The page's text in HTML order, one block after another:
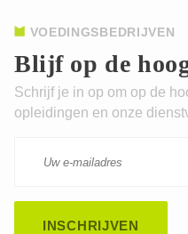
Blijf op de
VOEDINGSBEDRIJVEN
Schrijf je in op om op de
opleidingen en onze